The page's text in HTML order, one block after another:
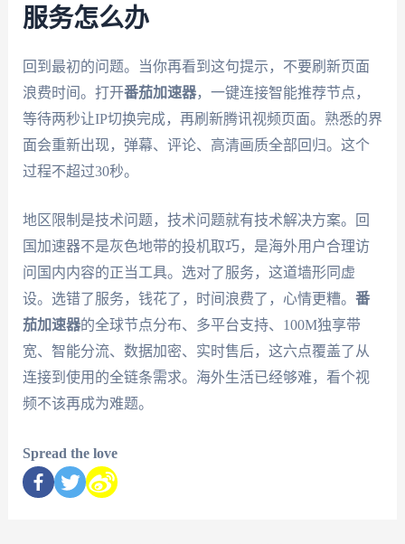
服务怎么办
回到最初的问题。当你再看到这句提示，不要刷新页面
浪费时间。打开番茄加速器，一键连接智能推荐节点，
等待两秒让IP切换完成，再刷新腾讯视频页面。熟悉的界
面会重新出现，弹幕、评论、高清画质全部回归。这个
过程不超过30秒。
地区限制是技术问题，技术问题就有技术解决方案。回
国加速器不是灰色地带的投机取巧，是海外用户合理访
问国内内容的正当工具。选对了服务，这道墙形同虚
设。选错了服务，钱花了，时间浪费了，心情更糟。 番
茄加速器的全球节点分布、多平台支持、100M独享带
宽、智能分流、数据加密、实时售后，这六点覆盖了从
连接到使用的全链条需求。海外生活已经够难，看个视
频不该再成为难题。
Spread the love